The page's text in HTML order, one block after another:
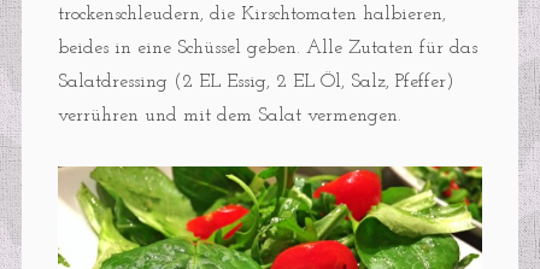
trockenschleudern, die Kirschtomaten halbieren,
beides in eine Schüssel geben. Alle Zutaten für das
Salatdressing (2 EL Essig, 2 EL Öl, Salz, Pfeffer)
verrühren und mit dem Salat vermengen.